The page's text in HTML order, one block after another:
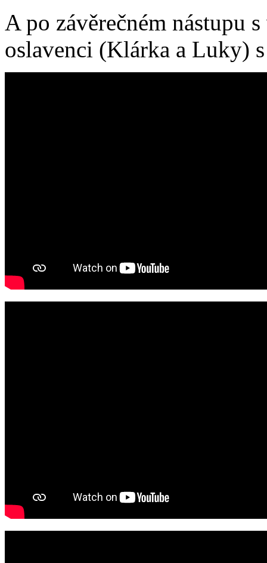
A po závěrečném nástupu
oslavenci (Klárka a Luky)